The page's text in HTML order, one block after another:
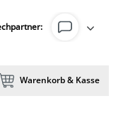
Warenkorb & Kasse